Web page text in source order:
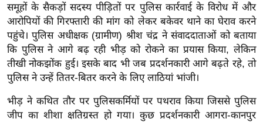
r
e
a
k
i
n
g
N
समूहों के सैकड़ों सदस्य पीड़ितों पर पुलिस कार्रवाई के विरोध में और
आरोपियों की गिरफ्तारी की मांग को लेकर बकेवर थाने का घेराव करने
पहुंचे। पुलिस अधीक्षक (ग्रामीण) श्रीश चंद्र ने संवाददाताओं को बताया
कि पुलिस ने आगे बढ़ रही भीड़ को रोकने का प्रयास किया, लेकिन
तीखी नोकझोंक हुई। इसके बाद भी जब प्रदर्शनकारी आगे बढ़ते रहे, तो
पुलिस ने उन्हें तितर-बितर करने के लिए लाठियां भांजी।
भीड़ ने कथित तौर पर पुलिसकर्मियों पर पथराव किया जिससे पुलिस
जीप का शीशा क्षतिग्रस्त हो गया। कुछ प्रदर्शनकारी आगरा-कानपुर